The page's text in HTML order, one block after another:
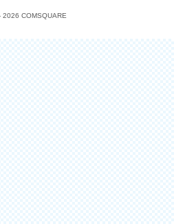
2026 COMSQUARE